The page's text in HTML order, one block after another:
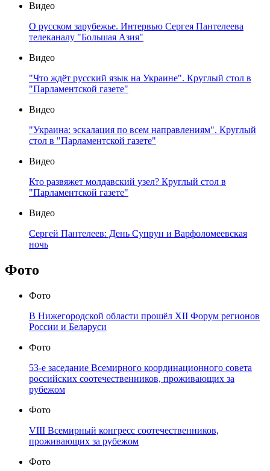
Видео
О русском зарубежье. Интервью Сергея Пантелеева
телеканалу "Большая Азия"
Видео
"Что ждёт русский язык на Украине". Круглый стол в
"Парламентской газете"
Видео
"Украина: эскалация по всем направлениям". Круглый
стол в "Парламентской газете"
Видео
Кто развяжет молдавский узел? Круглый стол в
"Парламентской газете"
Видео
Сергей Пантелеев: День Супрун и Варфоломеевская
ночь
Фото
Фото
В Нижегородской области прошёл XII Форум регионов
России и Беларуси
Фото
53-е заседание Всемирного координационного совета
российских соотечественников, проживающих за
рубежом
Фото
VIII Всемирный конгресс соотечественников,
проживающих за рубежом
Фото